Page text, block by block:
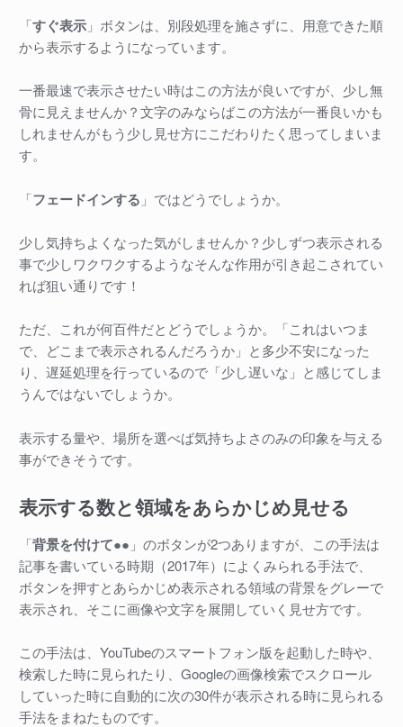
「すぐ表示」ボタンは、別段処理を施さずに、用意できた順
から表示するようになっています。
一番最速で表示させたい時はこの方法が良いですが、少し無
骨に見えませんか？文字のみならばこの方法が一番良いかも
しれませんがもう少し見せ方にこだわりたく思ってしまいま
す。
「フェードインする 」ではどうでしょうか。
少し気持ちよくなった気がしませんか？少しずつ表示される
事で少しワクワクするようなそんな作用が引き起こされてい
れば狙い通りです！
ただ、これが何百件だとどうでしょうか。「これはいつま
で、どこまで表示されるんだろうか」と多少不安になった
り、遅延処理を行っているので「少し遅いな」と感じてしま
うんではないでしょうか。
表示する量や、場所を選べば気持ちよさのみの印象を与える
事ができそうです。
表示する数と領域をあらかじめ見せる
「背景を付けて●● 」のボタンが2つありますが、この手法は
記事を書いている時期（2017年）によくみられる手法で、
ボタンを押すとあらかじめ表示される領域の背景をグレーで
表示され、そこに画像や文字を展開していく見せ方です。
この手法は、YouTubeのスマートフォン版を起動した時や、
検索した時に見られたり、Googleの画像検索でスクロール
していった時に自動的に次の30件が表示される時に見られる
手法をまねたものです。